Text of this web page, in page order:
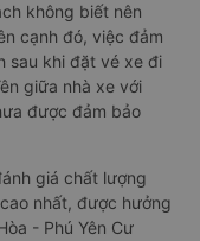
không biết nên
cạnh đó, việc đảm
sau khi đặt vé xe đi
giữa nhà xe với
được đảm bảo
giá chất lượng
nhất, được hưởng
- Phú Yên Cư